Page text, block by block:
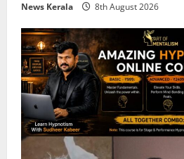
News Kerala 8th August 2026